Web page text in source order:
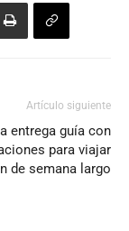
Artículo siguiente
entrega guía con
para viajar
de semana largo